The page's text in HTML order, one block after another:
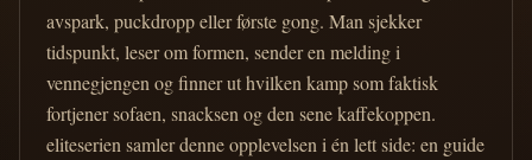
avspark, puckdropp eller første gong. Man sjekker
tidspunkt, leser om formen, sender en melding i
vennegjengen og finner ut hvilken kamp som faktisk
fortjener sofaen, snacksen og den sene kaffekoppen.
eliteserien samler denne opplevelsen i én lett side: en guide